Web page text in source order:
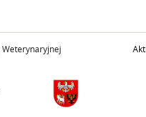
Weterynaryjnej